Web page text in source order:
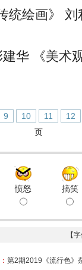
统绘画》
华 《美术
9 10 11
12
页
愤怒 搞笑
【
第2期2019《流行色》